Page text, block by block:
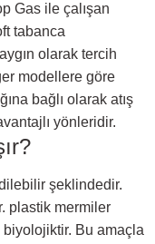
Gas ile çalışan
tabanca
olarak tercih
modellere göre
bağlı olarak atış
yönleridir.
şeklindedir.
plastik mermiler
Bu amaçla